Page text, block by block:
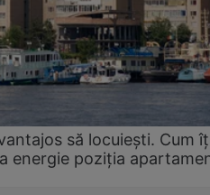
să locuiești. Cum
energie poziția